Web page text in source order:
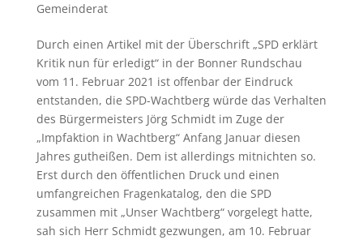
Gemeinderat
Durch einen Artikel mit der Überschrift „SPD erklärt
Kritik nun für erledigt“ in der Bonner Rundschau
vom 11. Februar 2021 ist offenbar der Eindruck
entstanden, die SPD-Wachtberg würde das Verhalten
des Bürgermeisters Jörg Schmidt im Zuge der
„Impfaktion in Wachtberg“ Anfang Januar diesen
Jahres gutheißen. Dem ist allerdings mitnichten so.
Erst durch den öffentlichen Druck und einen
umfangreichen Fragenkatalog, den die SPD
zusammen mit „Unser Wachtberg“ vorgelegt hatte,
sah sich Herr Schmidt gezwungen, am 10. Februar